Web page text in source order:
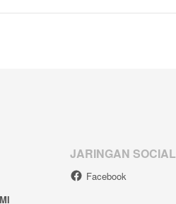
JARINGAN SOCIAL
Facebook